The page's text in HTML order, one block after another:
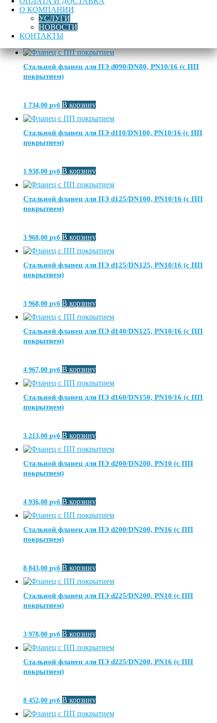
О КОМПАНИИ
УСЛУГИ
НОВОСТИ
КОНТАКТЫ
покрытием)
2 417,00руб В корзину
Стальной фланец для ПЭ d090/DN80, PN10/16 (с ПП
покрытием)
1 734,00 руб В корзину
Стальной фланец для ПЭ d110/DN100, PN10/16 (с ПП
покрытием)
1 938,00 руб В корзину
Стальной фланец для ПЭ d125/DN100, PN10/16 (с ПП
покрытием)
3 968,00 руб В корзину
Стальной фланец для ПЭ d125/DN125, PN10/16 (с ПП
покрытием)
3 968,00 руб В корзину
Стальной фланец для ПЭ d140/DN125, PN10/16 (с ПП
покрытием)
4 967,00 руб В корзину
Стальной фланец для ПЭ d160/DN150, PN10/16 (с ПП
покрытием)
3 213,00 руб В корзину
Стальной фланец для ПЭ d200/DN200, PN10 (с ПП
покрытием)
4 936,00 руб В корзину
Стальной фланец для ПЭ d200/DN200, PN16 (с ПП
покрытием)
8 843,00 руб В корзину
Стальной фланец для ПЭ d225/DN200, PN10 (с ПП
покрытием)
3 978,00 руб В корзину
Стальной фланец для ПЭ d225/DN200, PN16 (с ПП
покрытием)
8 452,00 руб В корзину